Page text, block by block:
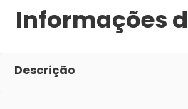
Informações
Descrição